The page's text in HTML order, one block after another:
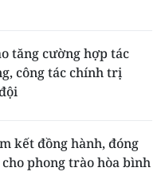
tăng cường hợp tác
công tác chính trị
kết đồng hành, đóng
phong trào hòa bình